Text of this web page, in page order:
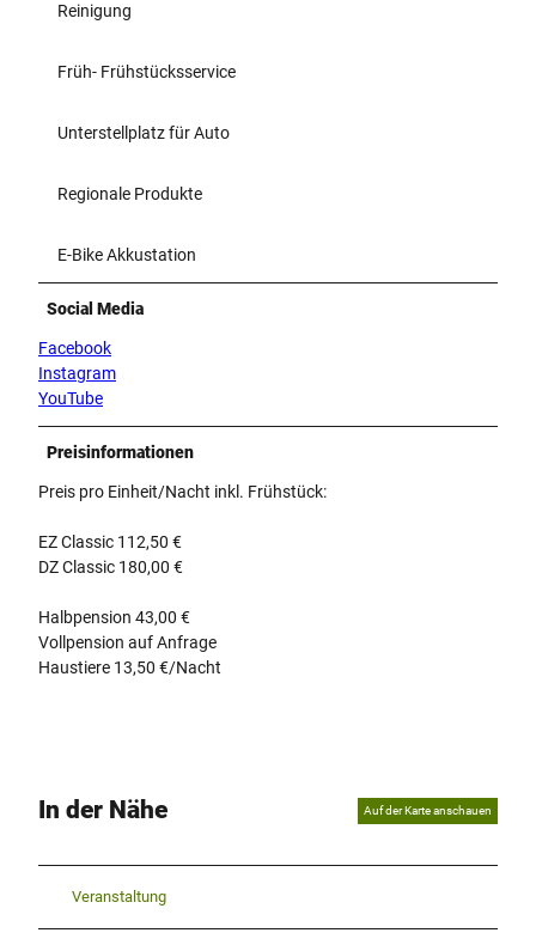
Reinigung
Früh- Frühstücksservice
Unterstellplatz für Auto
Regionale Produkte
E-Bike Akkustation
Social Media
Facebook
Instagram
YouTube
Preisinformationen
Preis pro Einheit/Nacht inkl. Frühstück:
EZ Classic 112,50 €
DZ Classic 180,00 €
Halbpension 43,00 €
Vollpension auf Anfrage
Haustiere 13,50 €/Nacht
In der Nähe Auf der Karte anschauen
Veranstaltung